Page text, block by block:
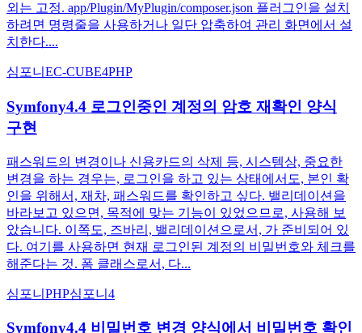
외는 고정. app/Plugin/MyPlugin/composer.json 플러그인을 설치
하려면 명령줄을 사용하거나 일단 압축하여 관리 화면에서 설
치한다....
심포니 EC-CUBE4PHP
Symfony4.4 로그인중인 계정의 암호 재확인 양식
구현
패스워드의 변경이나 신용카드의 삭제 등, 시스템상, 중요한
변경을 하는 경우는, 로그인을 하고 있는 상태에서도, 본인 확
인을 위해서, 재차, 패스워드를 확인하고 싶다. 밸리데이션을
바라보고 있으면, 목적에 맞는 기능이 있었으므로, 사용해 보
았습니다. 이쪽도, 즈바리, 밸리데이션으로서, 가 준비되어 있
다. 여기를 사용하면 현재 로그인된 계정의 비밀번호와 체크를
해준다는 것. 폼 클래스로서, 다...
심포니 PHP심포니4
Symfony4.4 비밀번호 변경 양식에서 비밀번호 확인